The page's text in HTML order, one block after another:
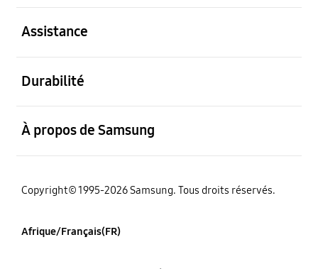
Assistance
Durabilité
À propos de Samsung
Copyright© 1995-2026 Samsung. Tous droits réservés.
Afrique/Français(FR)